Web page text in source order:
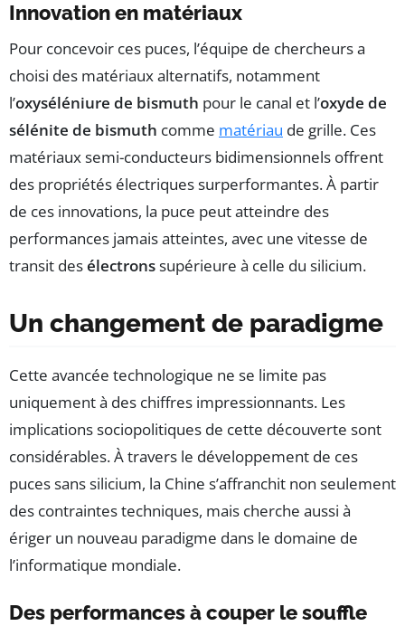
Innovation en matériaux
Pour concevoir ces puces, l’équipe de chercheurs a
choisi des matériaux alternatifs, notamment
l’oxyséléniure de bismuth pour le canal et l’oxyde de
sélénite de bismuth comme matériau de grille. Ces
matériaux semi-conducteurs bidimensionnels offrent
des propriétés électriques surperformantes. À partir
de ces innovations, la puce peut atteindre des
performances jamais atteintes, avec une vitesse de
transit desélectronssupérieure à celle du silicium.
Un changement de paradigme
Cette avancée technologique ne se limite pas
uniquement à des chiffres impressionnants. Les
implications sociopolitiques de cette découverte sont
considérables. À travers le développement de ces
puces sans silicium, la Chine s’affranchit non seulement
des contraintes techniques, mais cherche aussi à
ériger un nouveau paradigme dans le domaine de
l’informatique mondiale.
Des performances à couper le souffle